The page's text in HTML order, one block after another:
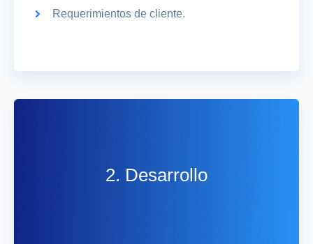
Requerimientos de cliente.
2. Desarrollo